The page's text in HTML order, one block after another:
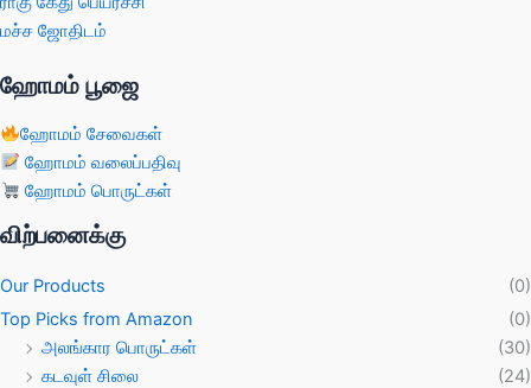
மச்ச ஜோதிடம்
ஹோமம் பூஜை
ஹோமம் சேவைகள்
ஹோமம் வலைப்பதிவு
ஹோமம் பொருட்கள்
விற்பனைக்கு
Our Products
(0)
Top Picks from Amazon
(0)
அலங்கார பொருட்கள்
(30)
கடவுள் சிலை
(24)